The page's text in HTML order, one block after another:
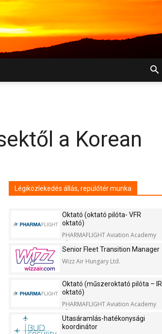
a Korean
Légiközlekedés állás, repülőtér munka
Oktató (oktató pilóta- VFR
oktató)
PHARMAFLIGHT Aviation Academy
Kft.
Senior Fleet Transition Manager
Wizz Air Hungary Ltd.
Oktató (műszeroktató pilóta – IR
oktató)
PHARMAFLIGHT Aviation Academy
Kft.
Utasáramlás-hatékonysági
koordinátor